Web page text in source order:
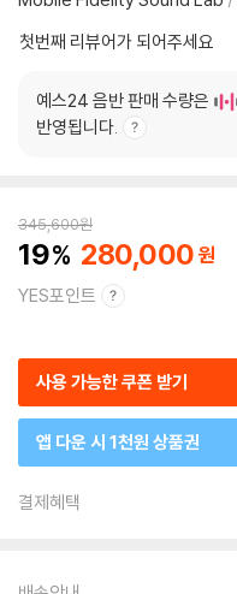
첫번째 리뷰어가 되어주세요
예스24 음반 판매 수량은
반영됩니다.
345,600원
19 280,000
YES포인트
사용 가능한 쿠폰 받기
앱 다운 시 1천원 상품권
결제혜택